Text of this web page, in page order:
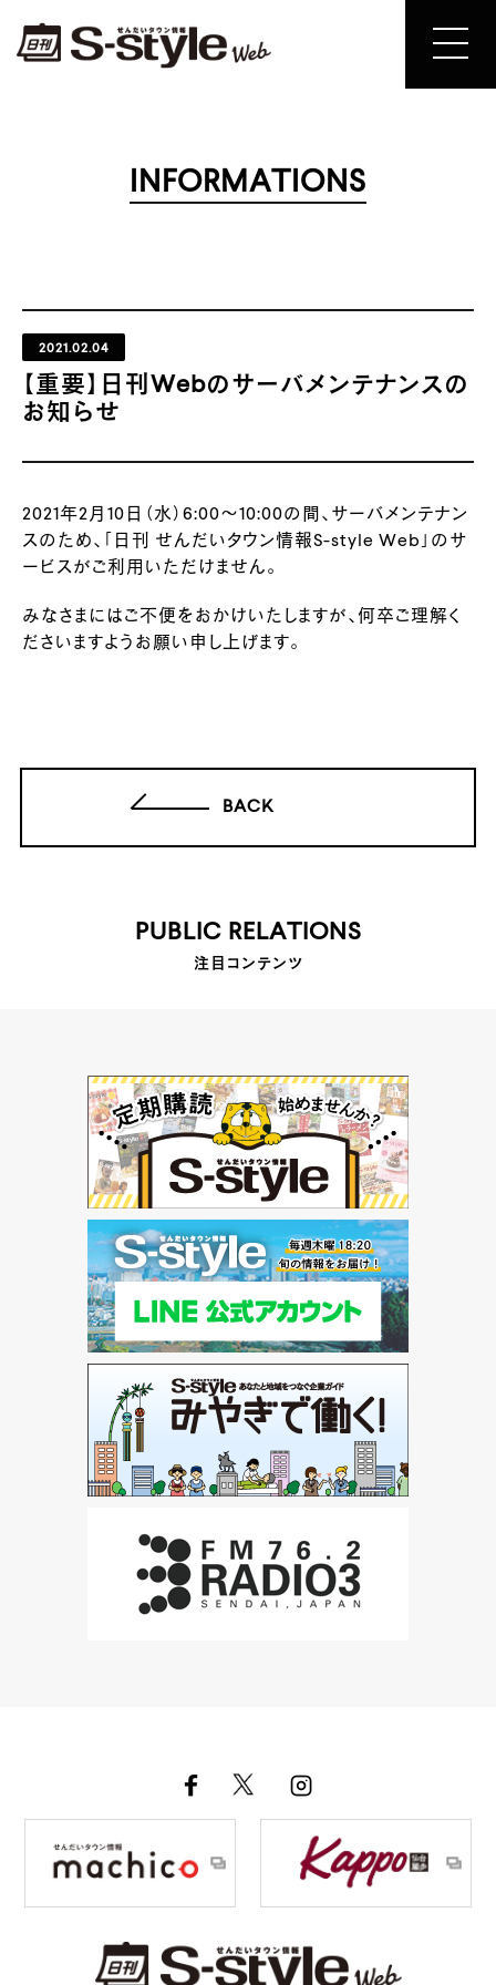
INFORMATIONS
2021.02.04
【重要】日刊Webのサーバメンテナンスの
お知らせ
2021年2月10日（水）6:00～10:00の間、サーバメンテナン
スのため、「日刊 せんだいタウン情報S-style Web」のサ
ービスがご利用いただけません。
みなさまにはご不便をおかけいたしますが、何卒ご理解く
ださいますようお願い申し上げます。
BACK
PUBLIC RELATIONS
注目コンテンツ